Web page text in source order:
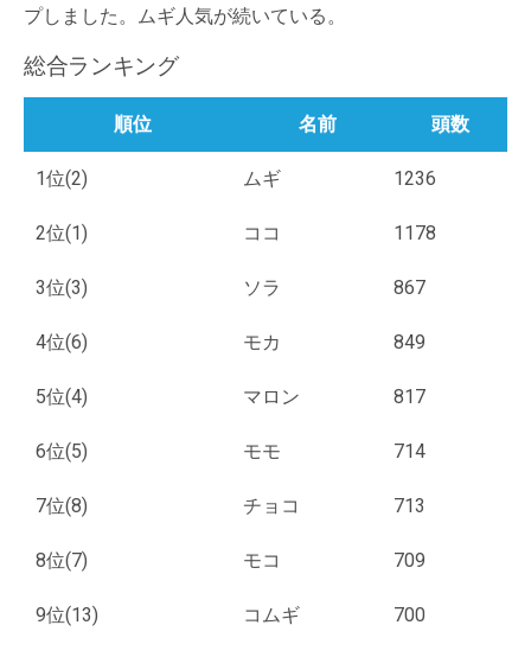
プしました。ムギ人気が続いている。
総合ランキング
順位 名前 頭数
1位(2) ムギ 1236
2位(1) ココ 1178
3位(3) ソラ 867
4位(6) モカ 849
5位(4) マロン 817
6位(5) モモ 714
7位(8) チョコ 713
8位(7) モコ 709
9位(13) コムギ 700